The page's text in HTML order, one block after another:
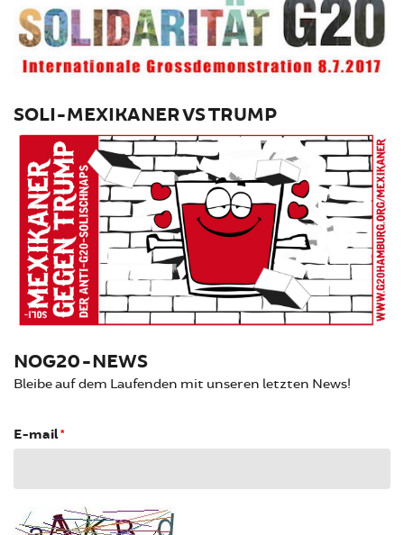
SOLI-MEXIKANER VS TRUMP
NOG20-NEWS
Bleibe auf dem Laufenden mit unseren letzten News!
E-mail*